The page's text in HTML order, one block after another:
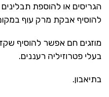
הגריסים או להוספת
להוסיף אבקת מרק עוף
מוזגים חם אפשר להוסיף
בעלי פטרוזיליה רעננים.
בתיאבון.